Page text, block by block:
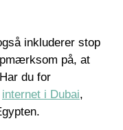
inkluderer stop
på, at
du for
internet i Dubai,